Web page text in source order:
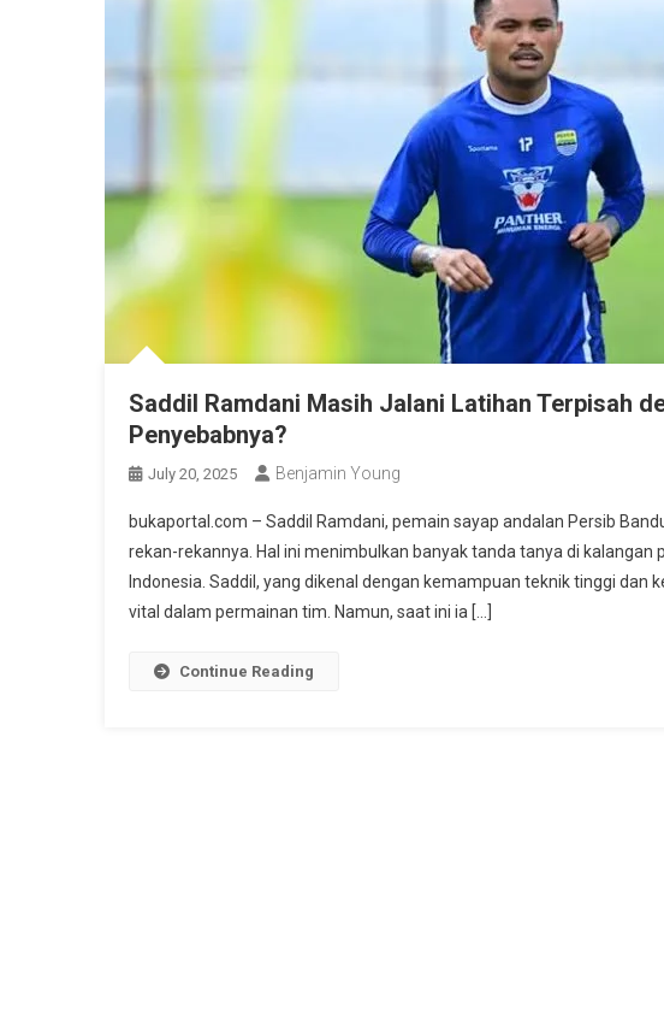
Saddil Ramdani Masih Jalani Latihan Terpisah
Penyebabnya?
July 20, 2025 Benjamin Young
bukaportal.com – Saddil Ramdani, pemain sayap andalan Persib
rekan-rekannya. Hal ini menimbulkan banyak tanda tanya di
Indonesia. Saddil, yang dikenal dengan kemampuan teknik tinggi
vital dalam permainan tim. Namun, saat ini ia […]
Continue Reading